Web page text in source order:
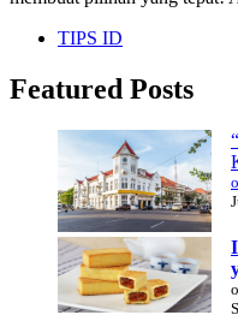
TIPS ID
Featured Posts